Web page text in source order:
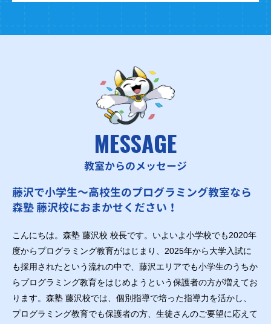
MESSAGE
教室からのメッセージ
藤沢で小学生～高校生のプログラミング教室なら
森塾 藤沢校におまかせください！
こんにちは。森塾 藤沢校 校長です。いよいよ小学校でも2020年
度からプログラミング教育がはじまり、2025年から大学入試に
も採用されたという流れの中で、藤沢エリアでも小学生のうちか
らプログラミング教育をはじめようという保護者の方が増えてお
ります。森塾 藤沢校では、個別指導で培った指導力を活かし、
プログラミング教育でも保護者の方、生徒さんのご要望に応えて